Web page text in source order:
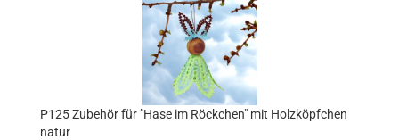
P125 Zubehör für "Hase im Röckchen" mit Holzköpfchen
natur